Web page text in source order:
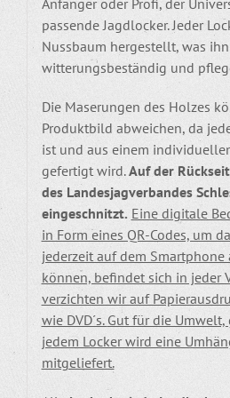
passende Jagdlocker. Jeder
Nussbaum hergestellt, was
witterungsbeständig und
Die Maserungen des Holzes
Produktbild abweichen, da
ist und aus einem
gefertigt wird.Auf der
des Landesjagverbandes
eingeschnitzt. Eine digitale
in Form eines QR-Codes, um
jederzeit auf dem Smartphone
können, befindet sich in jeder
verzichten wir auf
wie DVD´s. Gut für die Umwelt,
jedem Locker wird eine
mitgeliefert.